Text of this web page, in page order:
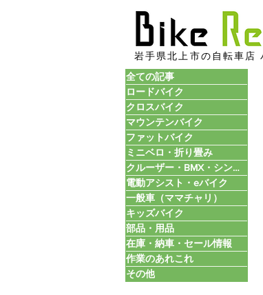
岩手県北上市の自転車店
全ての記事
ロードバイク
クロスバイク
マウンテンバイク
ファットバイク
ミニベロ・折り畳み
クルーザー・BMX・シングル
電動アシスト・eバイク
一般車（ママチャリ）
キッズバイク
部品・用品
在庫・納車・セール情報
作業のあれこれ
その他